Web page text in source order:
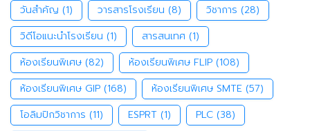
วันสำคัญ (1) วารสารโรงเรียน (8) วิชาการ (28)
วิดีโอแนะนำโรงเรียน (1) สารสนเทศ (1)
ห้องเรียนพิเศษ (82) ห้องเรียนพิเศษ FLIP (108)
ห้องเรียนพิเศษ GIP (168) ห้องเรียนพิเศษ SMTE (57)
โอลิมปิกวิชาการ (11) ESPRT (1) PLC (38)